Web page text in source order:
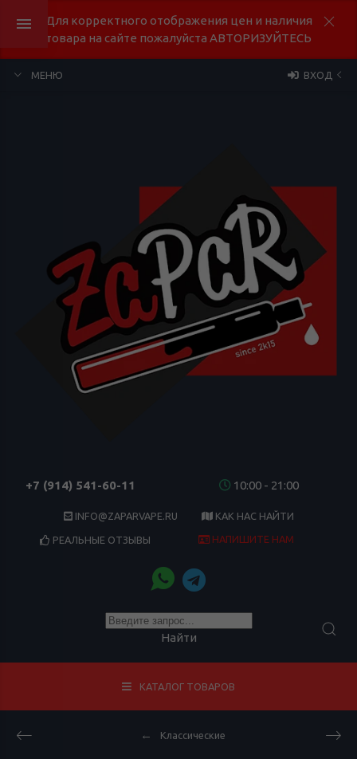
Для корректного отображения цен и наличия
товара на сайте пожалуйста АВТОРИЗУЙТЕСЬ
МЕНЮ ВХОД
+7 (914) 541-60-11 10:00 - 21:00
INFO@ZAPARVAPE.RU КАК НАС НАЙТИ
РЕАЛЬНЫЕ ОТЗЫВЫ НАПИШИТЕ НАМ
Найти
КАТАЛОГ ТОВАРОВ
Классические